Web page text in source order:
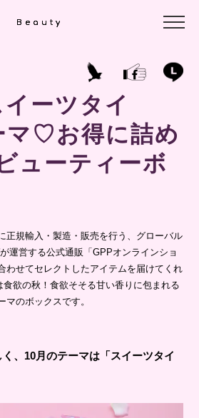
Beauty
ーツタイ
マ♡お得に詰め
ューティーボ
正規輸入・製造・販売を行う、グローバル
運営する公式通販「GPPオンラインショ
わせてセレクトしたアイテムを届けてくれ
欲の秋！食欲そそる甘い香りに包まれる
マのボックスです。
、10月のテーマは「スイーツタイ
Beauty
Beauty